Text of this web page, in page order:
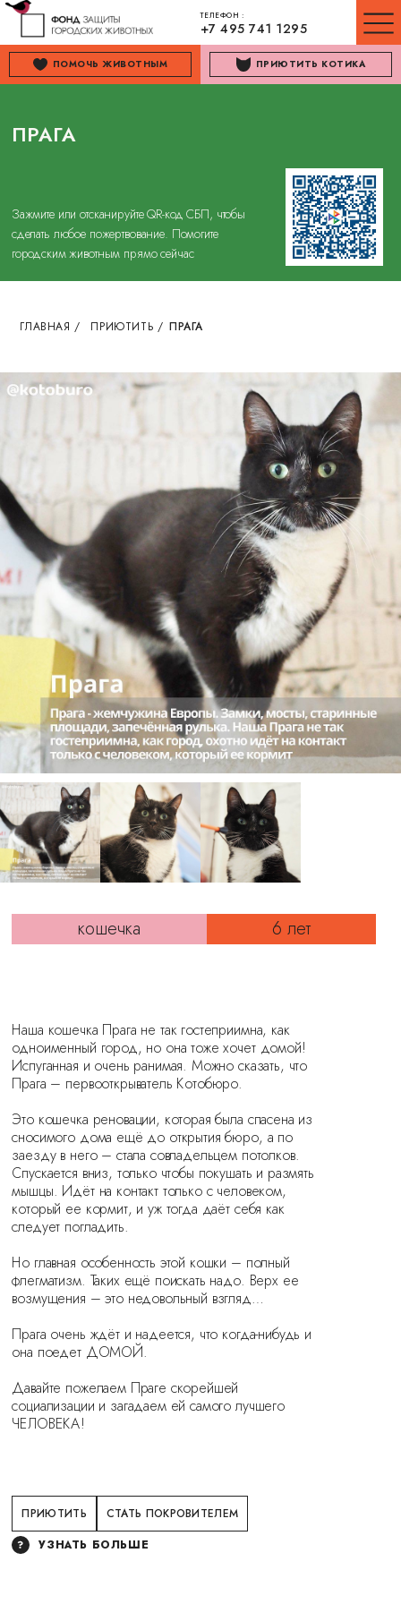
ТЕЛЕФОН :
+7 495 741 1295
ПОМОЧЬ ЖИВОТНЫМ ПРИЮТИТЬ КОТИКА
ПРАГА
Зажмите или отсканируйте QR-код СБП, чтобы
сделать любое пожертвование. Помогите
городским животным прямо сейчас
ГЛАВНАЯ / ПРИЮТИТЬ / ПРАГА
кошечка 6 лет
Наша кошечка Прага не так гостеприимна, как
одноименный город, но она тоже хочет домой!
Испуганная и очень ранимая. Можно сказать, что
Прага – первооткрыватель Котобюро.
Это кошечка реновации, которая была спасена из
сносимого дома ещё до открытия бюро, а по
заезду в него – стала совладельцем потолков.
Спускается вниз, только чтобы покушать и размять
мышцы. Идёт на контакт только с человеком,
который ее кормит, и уж тогда даёт себя как
следует погладить.
Но главная особенность этой кошки – полный
флегматизм. Таких ещё поискать надо. Верх ее
возмущения – это недовольный взгляд…
Прага очень ждёт и надеется, что когда-нибудь и
она поедет ДОМОЙ.
Давайте пожелаем Праге скорейшей
социализации и загадаем ей самого лучшего
ЧЕЛОВЕКА!
ПРИЮТИТЬ
СТАТЬ ПОКРОВИТЕЛЕМ
УЗНАТЬ БОЛЬШЕ